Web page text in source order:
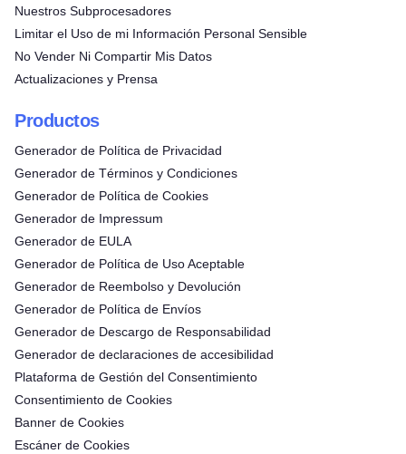
Nuestros Subprocesadores
Limitar el Uso de mi Información Personal Sensible
No Vender Ni Compartir Mis Datos
Actualizaciones y Prensa
Productos
Generador de Política de Privacidad
Generador de Términos y Condiciones
Generador de Política de Cookies
Generador de Impressum
Generador de EULA
Generador de Política de Uso Aceptable
Generador de Reembolso y Devolución
Generador de Política de Envíos
Generador de Descargo de Responsabilidad
Generador de declaraciones de accesibilidad
Plataforma de Gestión del Consentimiento
Consentimiento de Cookies
Banner de Cookies
Escáner de Cookies